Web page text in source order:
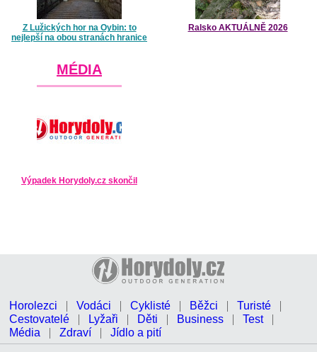
Z Lužických hor na Oybin: to
nejlepší na obou stranách hranice
Ralsko AKTUÁLNĚ 2026
MÉDIA
Výpadek Horydoly.cz skončil
Horolezci Vodáci Cyklisté Běžci
Turisté
Cestovatelé
Lyžaři Děti Business
Test
Média
Zdraví Jídlo a pití